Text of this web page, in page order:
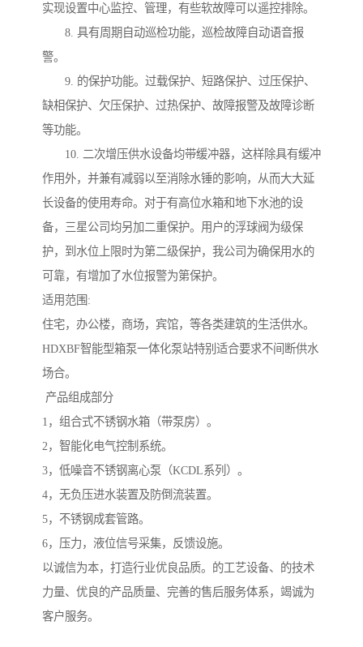
实现设置中心监控、管理，有些软故障可以遥控排除。
8. 具有周期自动巡检功能，巡检故障自动语音报
警。
9. 的保护功能。过载保护、短路保护、过压保护、
缺相保护、欠压保护、过热保护、故障报警及故障诊断
等功能。
10. 二次增压供水设备均带缓冲器，这样除具有缓冲
作用外，并兼有减弱以至消除水锤的影响，从而大大延
长设备的使用寿命。对于有高位水箱和地下水池的设
备，三星公司均另加二重保护。用户的浮球阀为级保
护，到水位上限时为第二级保护，我公司为确保用水的
可靠，有增加了水位报警为第保护。
适用范围:
住宅，办公楼，商场，宾馆，等各类建筑的生活供水。
HDXBF智能型箱泵一体化泵站特别适合要求不间断供水
场合。
产品组成部分
1，组合式不锈钢水箱（带泵房）。
2，智能化电气控制系统。
3，低噪音不锈钢离心泵（KCDL系列）。
4，无负压进水装置及防倒流装置。
5，不锈钢成套管路。
6，压力，液位信号采集，反馈设施。
以诚信为本，打造行业优良品质。的工艺设备、的技术
力量、优良的产品质量、完善的售后服务体系，竭诚为
客户服务。